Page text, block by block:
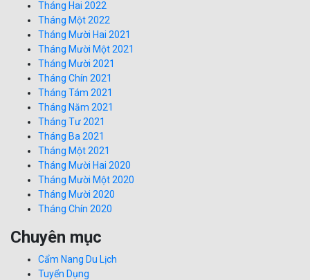
Tháng Hai 2022
Tháng Một 2022
Tháng Mười Hai 2021
Tháng Mười Một 2021
Tháng Mười 2021
Tháng Chín 2021
Tháng Tám 2021
Tháng Năm 2021
Tháng Tư 2021
Tháng Ba 2021
Tháng Một 2021
Tháng Mười Hai 2020
Tháng Mười Một 2020
Tháng Mười 2020
Tháng Chín 2020
Chuyên mục
Cẩm Nang Du Lịch
Tuyển Dụng